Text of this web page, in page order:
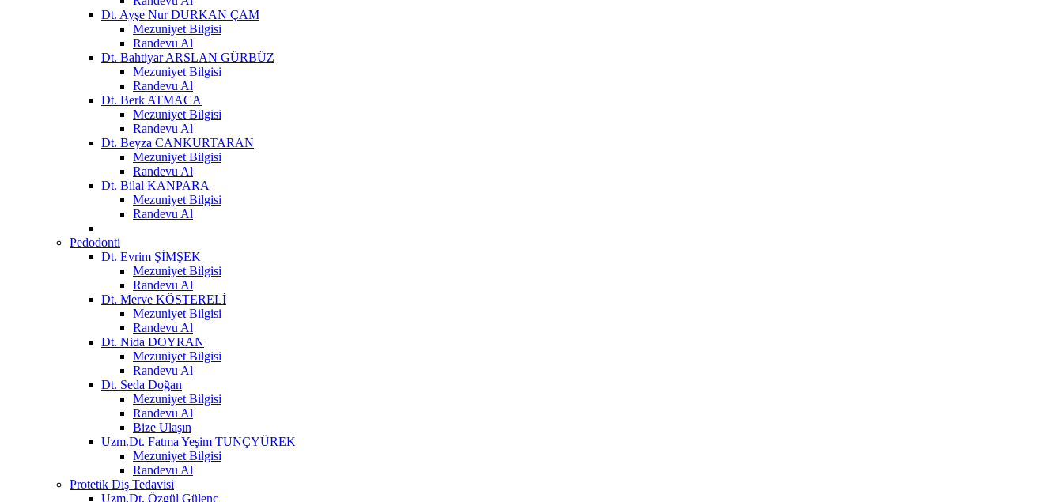
Dt. Ayşe Nur DURKAN ÇAM
Mezuniyet Bilgisi
Randevu Al
Dt. Bahtiyar ARSLAN GÜRBÜZ
Mezuniyet Bilgisi
Randevu Al
Dt. Berk ATMACA
Mezuniyet Bilgisi
Randevu Al
Dt. Beyza CANKURTARAN
Mezuniyet Bilgisi
Randevu Al
Dt. Bilal KANPARA
Mezuniyet Bilgisi
Randevu Al
Pedodonti
Dt. Evrim ŞİMŞEK
Mezuniyet Bilgisi
Randevu Al
Dt. Merve KÖSTERELİ
Mezuniyet Bilgisi
Randevu Al
Dt. Nida DOYRAN
Mezuniyet Bilgisi
Randevu Al
Dt. Seda Doğan
Mezuniyet Bilgisi
Randevu Al
Bize Ulaşın
Uzm.Dt. Fatma Yeşim TUNÇYÜREK
Mezuniyet Bilgisi
Randevu Al
Protetik Diş Tedavisi
Uzm.Dt. Özgül Gülenç